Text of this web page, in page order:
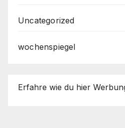
Uncategorized
wochenspiegel
Erfahre wie du hier